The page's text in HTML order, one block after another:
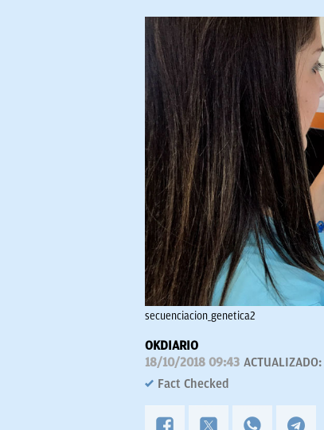
secuenciacion_genetica2
OKDIARIO
18/10/2018 09:43 ACTUALIZADO:
Fact Checked